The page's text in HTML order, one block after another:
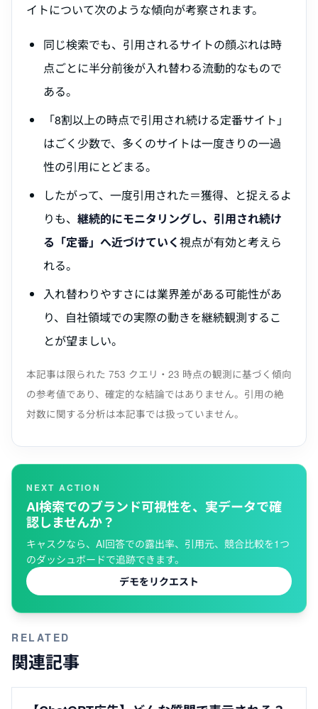
イトについて次のような傾向が考察されます。
同じ検索でも、引用されるサイトの顔ぶれは時
点ごとに半分前後が入れ替わる流動的なもので
ある。
「8割以上の時点で引用され続ける定番サイト」
はごく少数で、多くのサイトは一度きりの一過
性の引用にとどまる。
したがって、一度引用された＝獲得、と捉えるよ
りも、 継続的にモニタリングし、引用され続け
る「定番」へ近づけていく視点が有効と考えら
れる。
入れ替わりやすさには業界差がある可能性があ
り、自社領域での実際の動きを継続観測するこ
とが望ましい。
本記事は限られた 753 クエリ・23 時点の観測に基づく傾向
の参考値であり、確定的な結論ではありません。引用の絶
対数に関する分析は本記事では扱っていません。
NEXT ACTION
AI検索でのブランド可視性を、実データで確
認しませんか？
キャスクなら、AI回答での露出率、引用元、競合比較を1つ
のダッシュボードで追跡できます。
デモをリクエスト
RELATED
関連記事